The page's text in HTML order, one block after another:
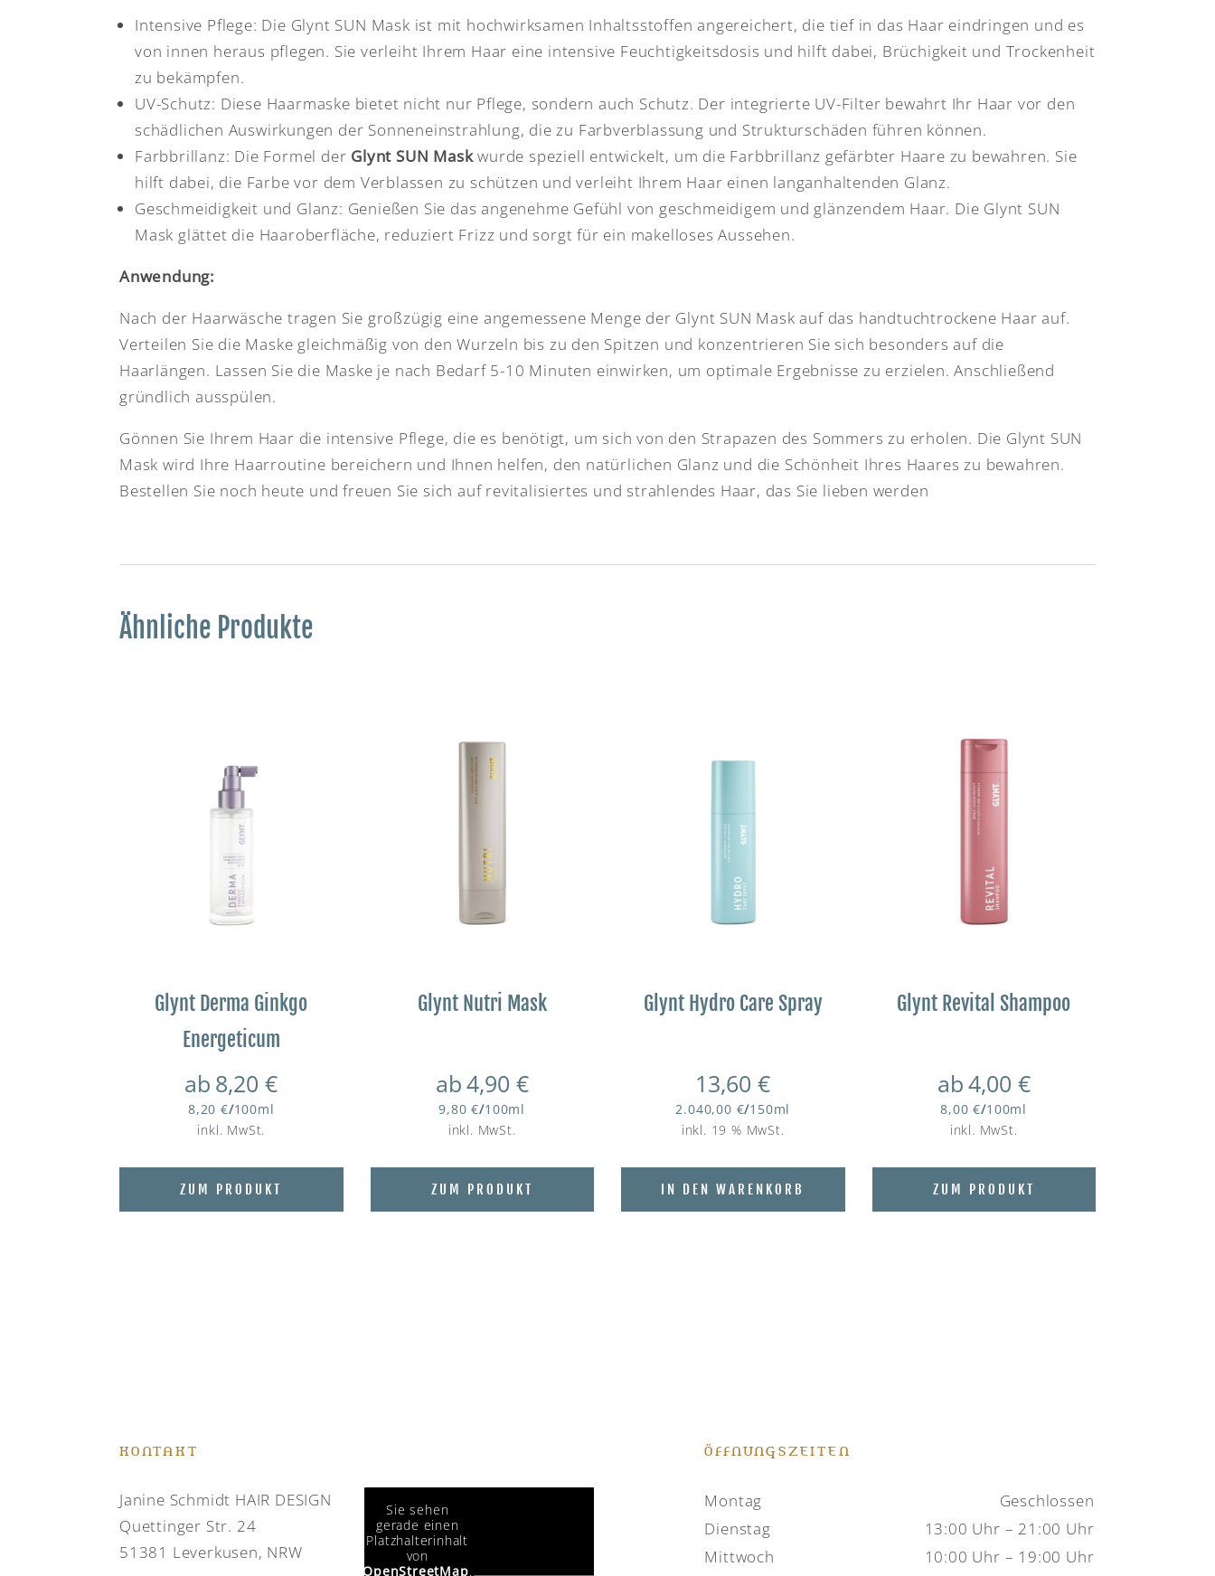
Intensive Pflege: Die Glynt SUN Mask ist mit hochwirksamen Inhaltsstoffen angereichert, die tief in das Haar eindringen und es
von innen heraus pflegen. Sie verleiht Ihrem Haar eine intensive Feuchtigkeitsdosis und hilft dabei, Brüchigkeit und Trockenheit
zu bekämpfen.
UV-Schutz: Diese Haarmaske bietet nicht nur Pflege, sondern auch Schutz. Der integrierte UV-Filter bewahrt Ihr Haar vor den
schädlichen Auswirkungen der Sonneneinstrahlung, die zu Farbverblassung und Strukturschäden führen können.
Farbbrillanz: Die Formel der Glynt SUN Maskwurde speziell entwickelt, um die Farbbrillanz gefärbter Haare zu bewahren. Sie
hilft dabei, die Farbe vor dem Verblassen zu schützen und verleiht Ihrem Haar einen langanhaltenden Glanz.
Geschmeidigkeit und Glanz: Genießen Sie das angenehme Gefühl von geschmeidigem und glänzendem Haar. Die Glynt SUN
Mask glättet die Haaroberfläche, reduziert Frizz und sorgt für ein makelloses Aussehen.
Anwendung:
Nach der Haarwäsche tragen Sie großzügig eine angemessene Menge der Glynt SUN Mask auf das handtuchtrockene Haar auf.
Verteilen Sie die Maske gleichmäßig von den Wurzeln bis zu den Spitzen und konzentrieren Sie sich besonders auf die
Haarlängen. Lassen Sie die Maske je nach Bedarf 5-10 Minuten einwirken, um optimale Ergebnisse zu erzielen. Anschließend
gründlich ausspülen.
Gönnen Sie Ihrem Haar die intensive Pflege, die es benötigt, um sich von den Strapazen des Sommers zu erholen. Die Glynt SUN
Mask wird Ihre Haarroutine bereichern und Ihnen helfen, den natürlichen Glanz und die Schönheit Ihres Haares zu bewahren.
Bestellen Sie noch heute und freuen Sie sich auf revitalisiertes und strahlendes Haar, das Sie lieben werden
Ähnliche Produkte
Glynt Derma Ginkgo
Energeticum
ab 8,20€
8,20 €/100ml
inkl. MwSt.
ZUM PRODUKT
Glynt Nutri Mask
ab4,90 €
9,80€/100ml
inkl. MwSt.
ZUM PRODUKT
Glynt Hydro Care Spray
13,60€
2.040,00 €/150ml
inkl. 19 % MwSt.
IN DEN WARENKORB
Glynt Revital Shampoo
ab4,00 €
8,00€/100ml
inkl. MwSt.
ZUM PRODUKT
KONTAKT
Janine Schmidt HAIR DESIGN
Quettinger Str. 24
51381 Leverkusen, NRW
Sie sehen
gerade einen
Platzhalterinhalt
von
OpenStreetMap.
ÖFFNUNGSZEITEN
Montag
Geschlossen
Dienstag
13:00 Uhr – 21:00 Uhr
Mittwoch
10:00 Uhr – 19:00 Uhr